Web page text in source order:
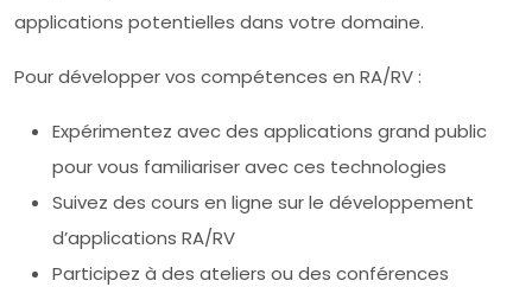
applications potentielles dans votre domaine.
Pour développer vos compétences en RA/RV :
Expérimentez avec des applications grand public
pour vous familiariser avec ces technologies
Suivez des cours en ligne sur le développement
d’applications RA/RV
Participez à des ateliers ou des conférences